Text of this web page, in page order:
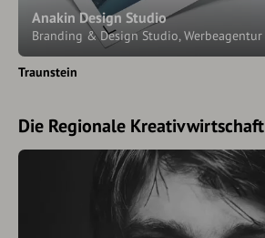
Anakin Design Studio
Branding & Design Studio, Werbeagentur
Traunstein
Die Regionale Kreativwirtschaft